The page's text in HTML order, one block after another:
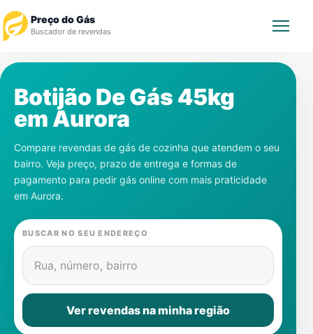
Preço do Gás
Buscador de revendas
Revendedor
Notícias
Cadastre-se
Gás
Contatos
Botijão De Gás 45kg
emAurora
Compare revendas de gás de cozinha que atendem o seu
bairro. Veja preço, prazo de entrega e formas de
pagamento para pedir gás online com mais praticidade
em Aurora.
BUSCAR NO SEU ENDEREÇO
Rua, número, bairro
Ver revendas na minha região